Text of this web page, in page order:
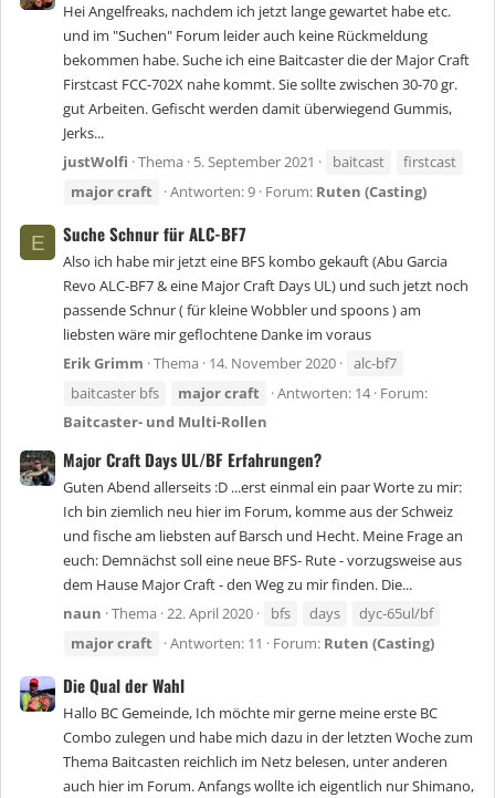
Hei Angelfreaks, nachdem ich jetzt lange gewartet habe etc.
und im "Suchen" Forum leider auch keine Rückmeldung
bekommen habe. Suche ich eine Baitcaster die der Major Craft
Firstcast FCC-702X nahe kommt. Sie sollte zwischen 30-70 gr.
gut Arbeiten. Gefischt werden damit überwiegend Gummis,
Jerks...
justWolfi Thema 5. September 2021 baitcast
firstcast
majorcraft Antworten: 9 Forum: Ruten (Casting)
E Suche Schnur für ALC-BF7
Also ich habe mir jetzt eine BFS kombo gekauft (Abu Garcia
Revo ALC-BF7 & eine Major Craft Days UL) und such jetzt noch
passende Schnur ( für kleine Wobbler und spoons ) am
liebsten wäre mir geflochtene Danke im voraus
Erik Grimm Thema 14. November 2020
alc-bf7
baitcaster bfs
majorcraft Antworten: 14 Forum:
Baitcaster- und Multi-Rollen
Major Craft Days UL/BF Erfahrungen?
Guten Abend allerseits :D ...erst einmal ein paar Worte zu mir:
Ich bin ziemlich neu hier im Forum, komme aus der Schweiz
und fische am liebsten auf Barsch und Hecht. Meine Frage an
euch: Demnächst soll eine neue BFS- Rute - vorzugsweise aus
dem Hause Major Craft - den Weg zu mir finden. Die...
naun Thema 22. April 2020 bfs days
dyc-65ul/bf
majorcraft Antworten: 11 Forum: Ruten (Casting)
Die Qual der Wahl
Hallo BC Gemeinde, Ich möchte mir gerne meine erste BC
Combo zulegen und habe mich dazu in der letzten Woche zum
Thema Baitcasten reichlich im Netz belesen, unter anderen
auch hier im Forum. Anfangs wollte ich eigentlich nur Shimano,